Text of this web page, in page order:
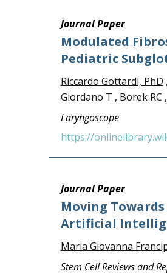
Journal Paper
Modulated
Pediatric
Riccardo Gottardi, PhD
Giordano T , Borek RC
Laryngoscope
https://
Journal Paper
Moving
Artificial
Maria Giovanna
Stem Cell Reviews and